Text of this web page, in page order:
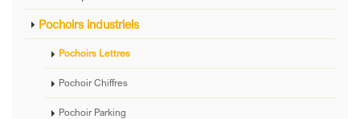
Pochoirs industriels
Pochoirs Lettres
Pochoir Chiffres
Pochoir Parking